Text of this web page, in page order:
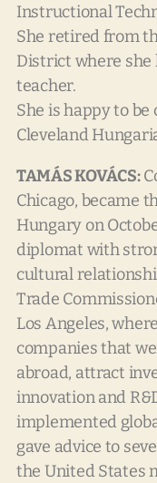
Instructional
She retired from
District where she
teacher.
She is happy to
Cleveland
TAMÁS KOVÁCS:
Chicago, became
Hungary on
diplomat with
cultural
Trade
Los Angeles,
companies that
abroad, attract
innovation and
implemented
gave advice to
the United States